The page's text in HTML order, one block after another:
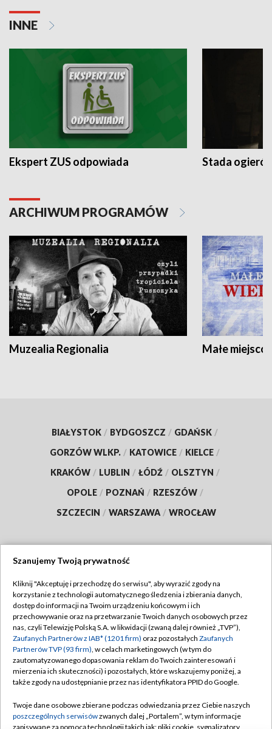
INNE
Ekspert ZUS odpowiada Stada
ARCHIWUM PROGRAMÓW
Muzealia Regionalia Małe
BIAŁYSTOK / BYDGOSZCZ / GDAŃSK /
GORZÓW WLKP. / KATOWICE / KIELCE /
KRAKÓW / LUBLIN / ŁÓDŹ / OLSZTYN /
OPOLE / POZNAŃ / RZESZÓW /
SZCZECIN / WARSZAWA / WROCŁAW
TVP
Abonament TVP
Emisja w TVP
Centrum informacji TVP
Naziemna Telewizja Cyfrowa
Rada Programowa
Regulamin TVP
Polityka prywatności
Moje zgody
Pomoc
Kontakt
Szanujemy Twoją prywatność
Kliknij "Akceptuję i przechodzę do serwisu", aby wyrazić zgody na
korzystanie z technologii automatycznego śledzenia i zbierania danych,
dostęp do informacji na Twoim urządzeniu końcowym i ich
przechowywanie oraz na przetwarzanie Twoich danych osobowych przez
nas, czyli Telewizję Polską S.A. w likwidacji (zwaną dalej również „TVP”),
Zaufanych Partnerów z IAB* (1201 firm) oraz pozostałych Zaufanych
Partnerów TVP (93 firm), w celach marketingowych (w tym do
zautomatyzowanego dopasowania reklam do Twoich zainteresowań i
mierzenia ich skuteczności) i pozostałych, które wskazujemy poniżej, a
także zgody na udostępnianie przez nas identyfikatora PPID do Google.
Twoje dane osobowe zbierane podczas odwiedzania przez Ciebie naszych
poszczególnych serwisówzwanych dalej „Portalem”, w tym informacje
zapisywane za pomocą technologii takich jak: pliki cookie, sygnalizatory